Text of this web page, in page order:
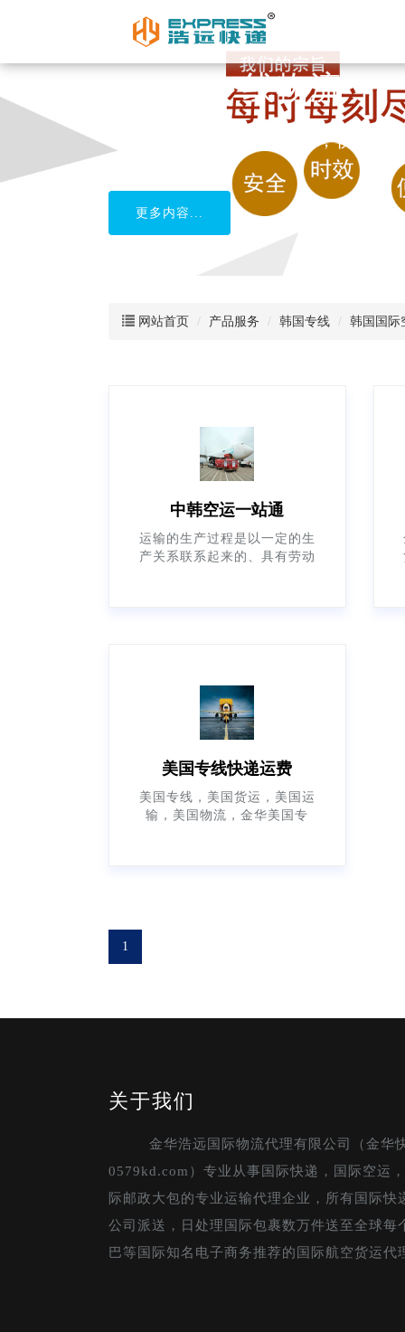
柬埔寨专线物流
中国到柬埔寨货运，安全，快捷
更多内容...
网站首页 产品服务 韩国专线 韩国国际
中韩空运一站通
运输的生产过程是以一定的生
产关系联系起来的、具有劳动
美国专线快递运费
美国专线，美国货运，美国运
输，美国物流，金华美国专
1
关于我们
金华浩远国际物流代理有限公司（金华
0579kd.com）专业从事国际快递，国际空运
际邮政大包的专业运输代理企业，所有国际快
公司派送，日处理国际包裹数万件送至全球每
巴等国际知名电子商务推荐的国际航空货运代